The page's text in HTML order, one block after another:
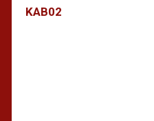
KAB02